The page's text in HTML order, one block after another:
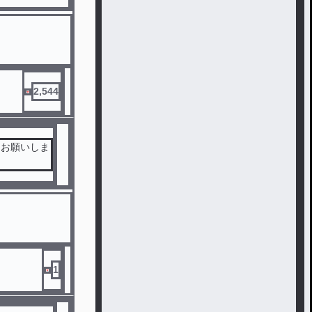
2,544
願いしま
1